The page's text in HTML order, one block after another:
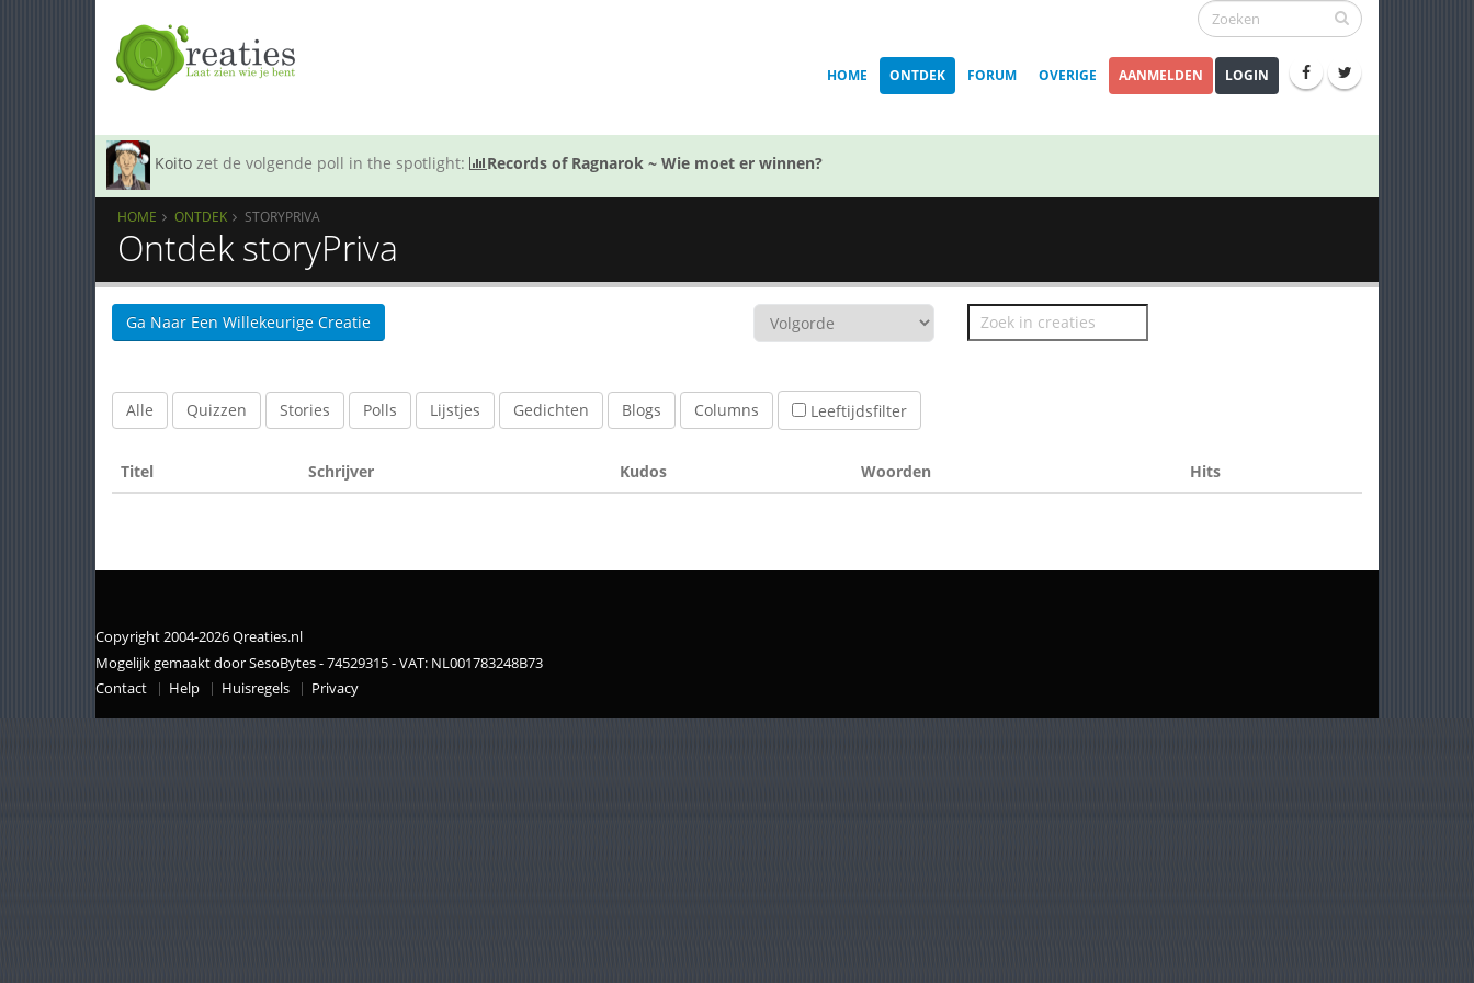
HOME ONTDEK FORUM OVERIGE AANMELDEN LOGIN
Koito zet de volgende poll in the spotlight: Records of Ragnarok ~ Wie moet er winnen?
HOME ONTDEK STORYPRIVA
Ontdek storyPriva
Ga Naar Een Willekeurige Creatie
Alle Quizzen Stories Polls Lijstjes Gedichten Blogs Columns Leeftijdsfilter
Titel Schrijver Kudos Woorden Hits
Copyright 2004-2026 Qreaties.nl
Mogelijk gemaakt door SesoBytes - 74529315 - VAT: NL001783248B73
Contact
Help Huisregels Privacy